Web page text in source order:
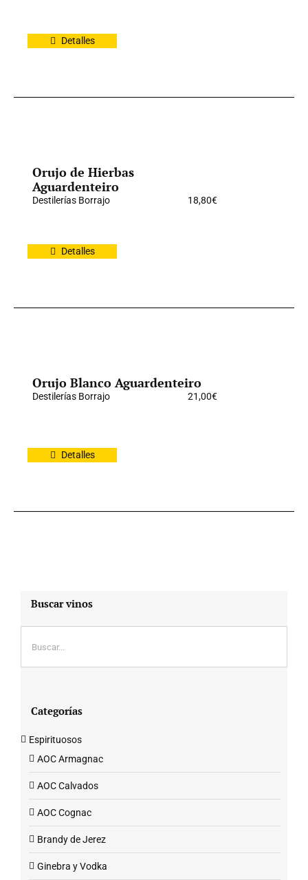
Detalles
Orujo de Hierbas
Aguardenteiro
Destilerías Borrajo 18,80€
Detalles
Orujo Blanco Aguardenteiro
Destilerías Borrajo 21,00€
Detalles
Buscar vinos
Categorías
Espirituosos
AOC Armagnac
AOC Calvados
AOC Cognac
Brandy de Jerez
Ginebra y Vodka